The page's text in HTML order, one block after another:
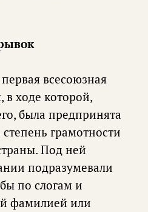
всесоюзная
в ходе которой,
была предпринята
грамотности
Под ней
подразумевали
по слогам и
фамилией или